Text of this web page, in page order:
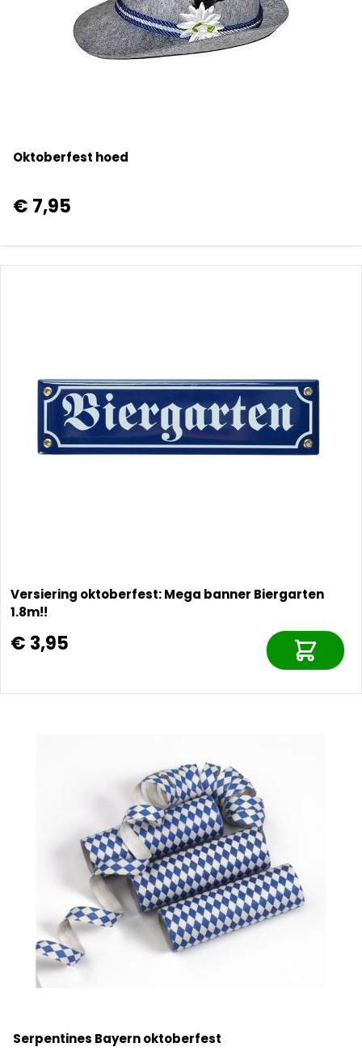
Oktoberfest hoed
€ 7,95
Versiering oktoberfest: Mega banner Biergarten
1.8m!!
€ 3,95
Serpentines Bayern oktoberfest